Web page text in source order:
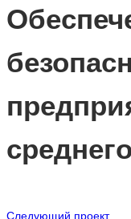
Следующий проект